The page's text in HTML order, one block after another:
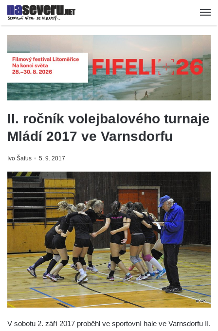
II. ročník volejbalového turnaje
Mládí 2017 ve Varnsdorfu
Ivo Šafus 5. 9. 2017
V sobotu 2. září 2017 proběhl ve sportovní hale ve Varnsdorfu II.